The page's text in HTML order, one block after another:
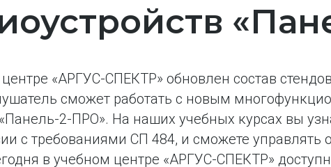
«АРГУС-СПЕКТР» обновлен состав
сможет работать с новым
2-ПРО». На наших учебных курсах вы
с требованиями СП 484, и сможете
в учебном центре «АРГУС-СПЕКТР»